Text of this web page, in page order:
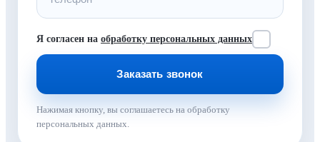
Я согласен на обработку персональных данных
Нажимая кнопку, вы соглашаетесь на обработку
персональных данных.